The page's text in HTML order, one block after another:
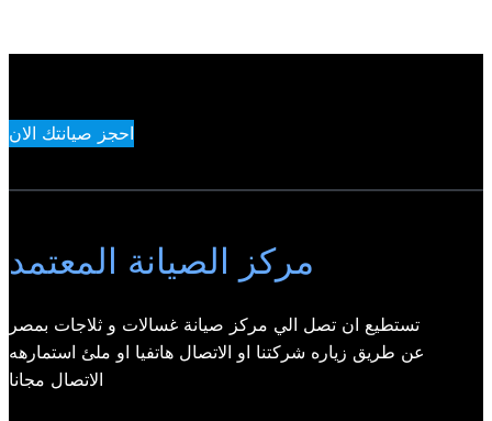
احجز صيانتك الان
مركز الصيانة المعتمد
تستطيع ان تصل الي مركز صيانة غسالات و ثلاجات بمصر
عن طريق زياره شركتنا او الاتصال هاتفيا او ملئ استمارهه
الاتصال مجانا